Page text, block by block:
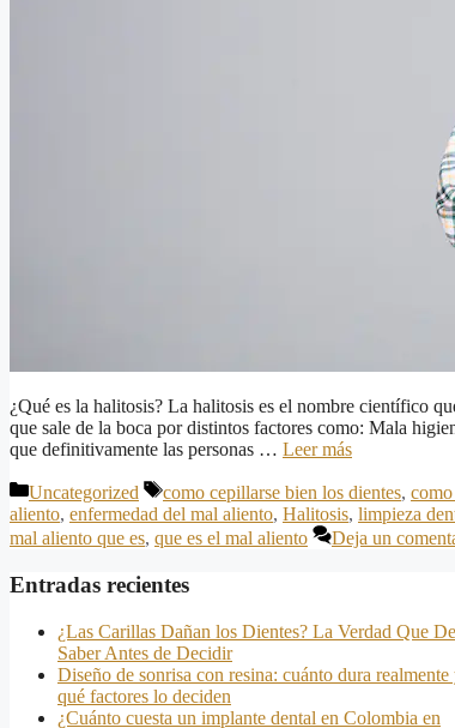
¿Qué es la halitosis? La halitosis es el nombre científico
que sale de la boca por distintos factores como: Mala
que definitivamente las personas … Leer más
Categorías
Uncategorized Etiquetas
como cepillarse bien los dientes,
aliento, enfermedad del mal aliento, Halitosis, limpieza
mal aliento que es, que es el mal aliento Deja un
Entradas recientes
¿Las Carillas Dañan los Dientes? La Verdad Que
Saber Antes de Decidir
Diseño de sonrisa con resina: cuánto dura realmente
qué factores lo deciden
¿Cuánto cuesta un implante dental en Colombia en